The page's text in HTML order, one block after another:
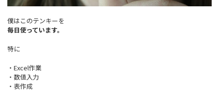
僕はこのテンキーを
毎日使っています。
特に
・Excel作業
・数値入力
・表作成